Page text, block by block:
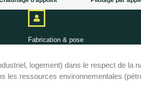
Fabrication & pose
logement) dans le respect de la
les ressources environnementales